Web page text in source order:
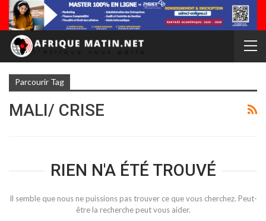
Parcourir Tag
MALI/ CRISE
RIEN N'A ÉTÉ TROUVÉ
Il semble que nous ne puissions pas trouver ce que vous cherchez. Peut-
être la recherche peut vous aider.